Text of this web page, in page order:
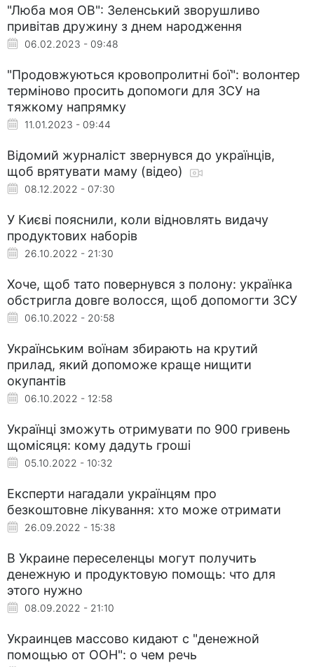
"Люба моя ОВ": Зеленський зворушливо
привітав дружину з днем народження
06.02.2023 - 09:48
"Продовжуються кровопролитні бої": волонтер
терміново просить допомоги для ЗСУ на
тяжкому напрямку
11.01.2023 - 09:44
Відомий журналіст звернувся до українців,
щоб врятувати маму (відео)
08.12.2022 - 07:30
У Києві пояснили, коли відновлять видачу
продуктових наборів
26.10.2022 - 21:30
Хоче, щоб тато повернувся з полону: українка
обстригла довге волосся, щоб допомогти ЗСУ
06.10.2022 - 20:58
Українським воїнам збирають на крутий
прилад, який допоможе краще нищити
окупантів
06.10.2022 - 12:58
Українці зможуть отримувати по 900 гривень
щомісяця: кому дадуть гроші
05.10.2022 - 10:32
Експерти нагадали українцям про
безкоштовне лікування: хто може отримати
26.09.2022 - 15:38
В Украине переселенцы могут получить
денежную и продуктовую помощь: что для
этого нужно
08.09.2022 - 21:10
Украинцев массово кидают с "денежной
помощью от ООН": о чем речь